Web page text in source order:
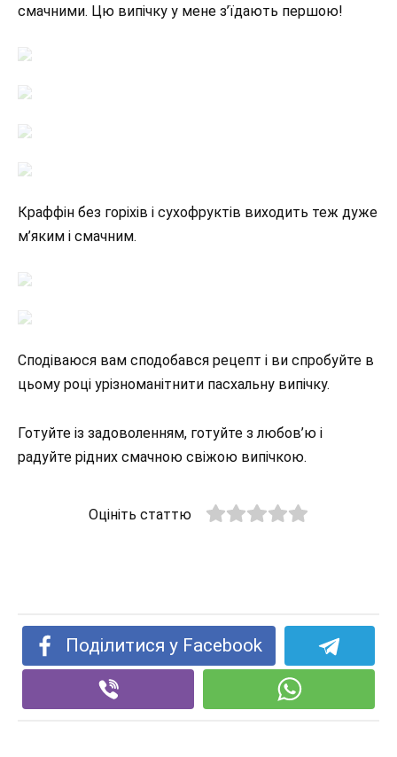
смачними. Цю випічку у мене з’їдають першою!
Краффін без горіхів і сухофруктів виходить теж дуже
м’яким і смачним.
Сподіваюся вам сподобався рецепт і ви спробуйте в
цьому році урізноманітнити пасхальну випічку.
Готуйте із задоволенням, готуйте з любов’ю і
радуйте рідних смачною свіжою випічкою.
Оцініть статтю
Поділитися у Facebook